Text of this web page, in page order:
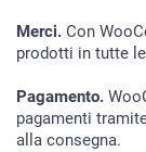
Merci. Con
prodotti in tutte
Pagamento.
pagamenti
alla consegna.